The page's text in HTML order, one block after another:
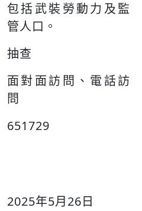
包括武裝勞動力及監
管人口。
抽查
面對面訪問、電話訪
問
651729
2025年5月26日